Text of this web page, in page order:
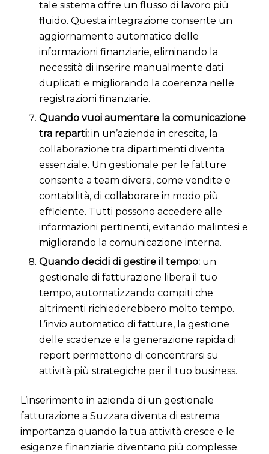
tale sistema offre un flusso di lavoro più
fluido. Questa integrazione consente un
aggiornamento automatico delle
informazioni finanziarie, eliminando la
necessità di inserire manualmente dati
duplicati e migliorando la coerenza nelle
registrazioni finanziarie.
Quando vuoi aumentare la comunicazione
tra reparti:in un’azienda in crescita, la
collaborazione tra dipartimenti diventa
essenziale. Un gestionale per le fatture
consente a team diversi, come vendite e
contabilità, di collaborare in modo più
efficiente. Tutti possono accedere alle
informazioni pertinenti, evitando malintesi e
migliorando la comunicazione interna.
Quando decidi di gestire il tempo:un
gestionale di fatturazione libera il tuo
tempo, automatizzando compiti che
altrimenti richiederebbero molto tempo.
L’invio automatico di fatture, la gestione
delle scadenze e la generazione rapida di
report permettono di concentrarsi su
attività più strategiche per il tuo business.
L’inserimento in azienda di un gestionale
fatturazione a Suzzara diventa di estrema
importanza quando la tua attività cresce e le
esigenze finanziarie diventano più complesse.